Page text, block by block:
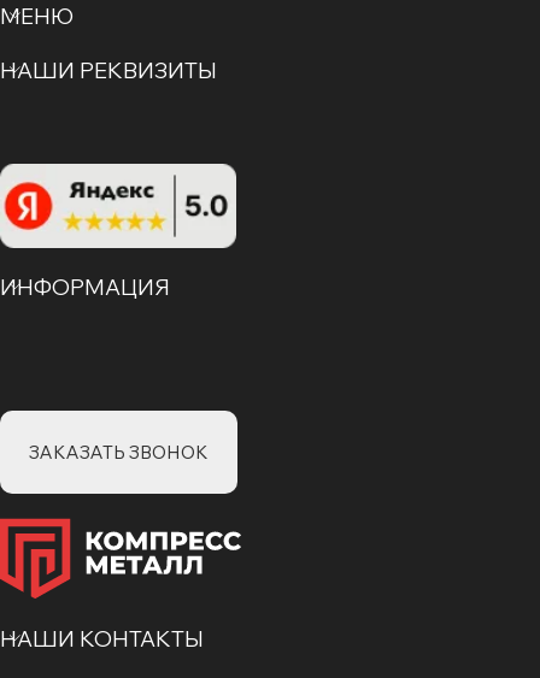
МЕНЮ
НАШИ РЕКВИЗИТЫ
ИНФОРМАЦИЯ
ЗАКАЗАТЬ ЗВОНОК
НАШИ КОНТАКТЫ